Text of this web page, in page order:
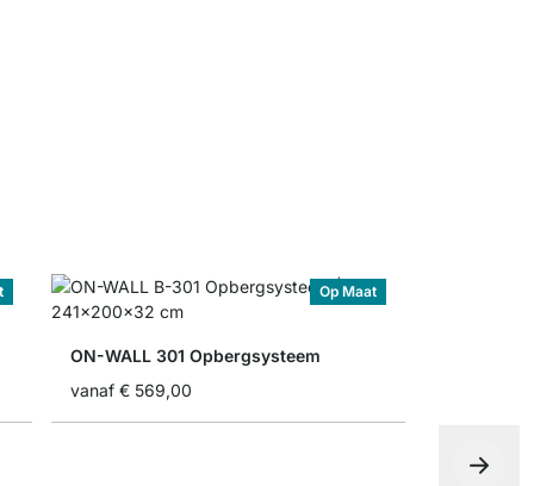
Op Maat
ON-WALL 301 Opbergsysteem
vanaf € 569,00